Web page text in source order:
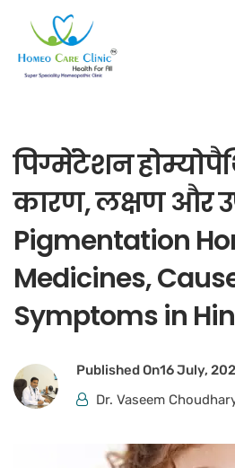
पिग्मेंटेशन
कारण, लक्षण और
Pigmentation
Medicines,
Symptoms in
Published On16 July,
Dr. Vaseem